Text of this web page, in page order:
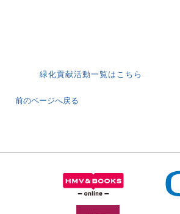
緑化貢献活動一覧はこちら
前のページへ戻る